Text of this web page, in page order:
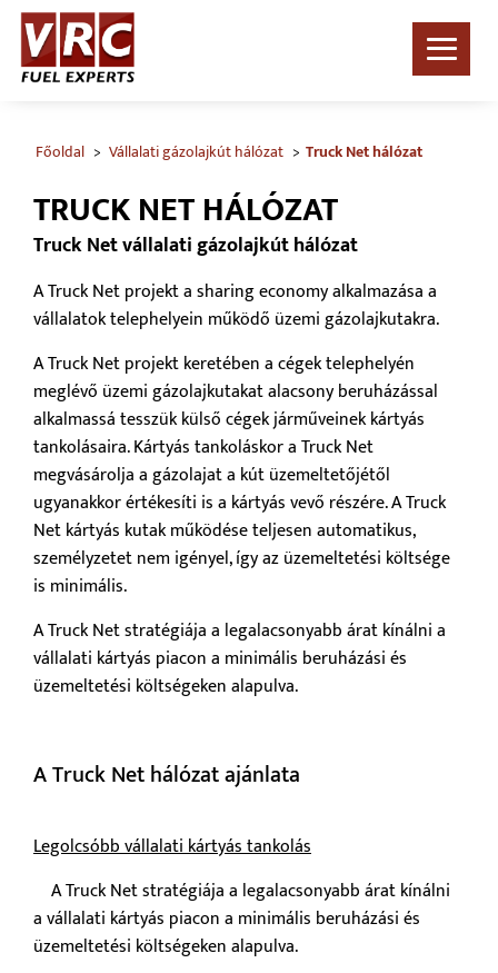
Főoldal Vállalati gázolajkút hálózat Truck Net hálózat
TRUCK NET HÁLÓZAT
Truck Net vállalati gázolajkút hálózat
A Truck Net projekt a sharing economy alkalmazása a
vállalatok telephelyein működő üzemi gázolajkutakra.
A Truck Net projekt keretében a cégek telephelyén
meglévő üzemi gázolajkutakat alacsony beruházással
alkalmassá tesszük külső cégek járműveinek kártyás
tankolásaira. Kártyás tankoláskor a Truck Net
megvásárolja a gázolajat a kút üzemeltetőjétől
ugyanakkor értékesíti is a kártyás vevő részére. A Truck
Net kártyás kutak működése teljesen automatikus,
személyzetet nem igényel, így az üzemeltetési költsége
is minimális.
A Truck Net stratégiája a legalacsonyabb árat kínálni a
vállalati kártyás piacon a minimális beruházási és
üzemeltetési költségeken alapulva.
A Truck Net hálózat ajánlata
Legolcsóbb vállalati kártyás tankolás
A Truck Net stratégiája a legalacsonyabb árat kínálni
a vállalati kártyás piacon a minimális beruházási és
üzemeltetési költségeken alapulva.